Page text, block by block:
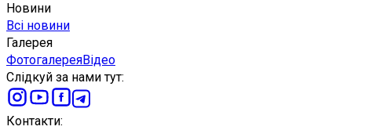
Новини
Всі новини
Галерея
ФотогалереяВідео
Слідкуй за нами тут:
Контакти: